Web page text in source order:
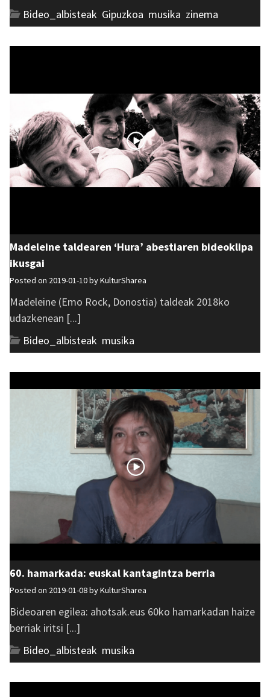
Bideo_albisteak Gipuzkoa musika zinema
Madeleine taldearen ‘Hura’ abestiaren bideoklipa
ikusgai
Posted on 2019-01-10 byKulturSharea
Madeleine (Emo Rock, Donostia) taldeak 2018ko
udazkenean [...]
Bideo_albisteak musika
60. hamarkada: euskal kantagintza berria
Posted on 2019-01-08 byKulturSharea
Bideoaren egilea: ahotsak.eus 60ko hamarkadan haize
berriak iritsi [...]
Bideo_albisteak musika